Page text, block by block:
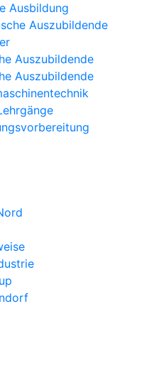
Ausbildung
Auszubildende
Auszubildende
Auszubildende